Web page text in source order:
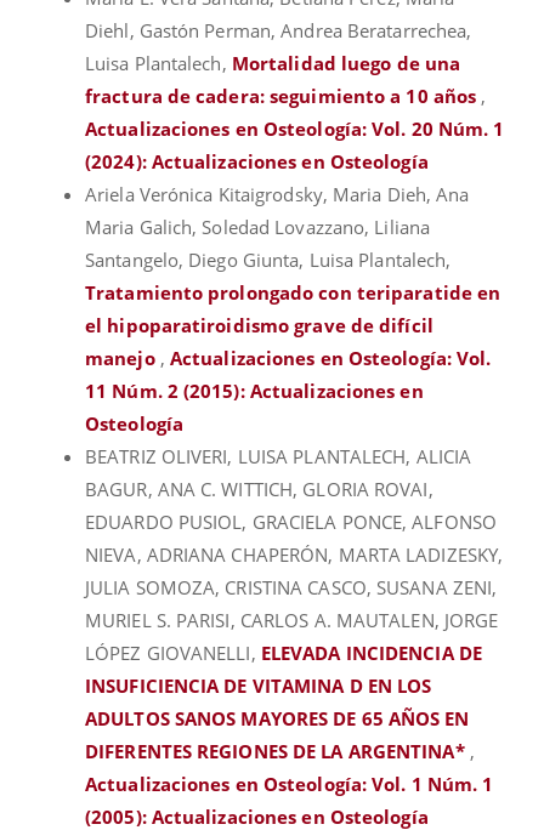
Diehl, Gastón Perman, Andrea Beratarrechea,
Luisa Plantalech, Mortalidad luego de una
fractura de cadera: seguimiento a 10 años ,
Actualizaciones en Osteología: Vol. 20 Núm. 1
(2024): Actualizaciones en Osteología
Ariela Verónica Kitaigrodsky, Maria Dieh, Ana
Maria Galich, Soledad Lovazzano, Liliana
Santangelo, Diego Giunta, Luisa Plantalech,
Tratamiento prolongado con teriparatide en
el hipoparatiroidismo grave de difícil
manejo , Actualizaciones en Osteología: Vol.
11 Núm. 2 (2015): Actualizaciones en
Osteología
BEATRIZ OLIVERI, LUISA PLANTALECH, ALICIA
BAGUR, ANA C. WITTICH, GLORIA ROVAI,
EDUARDO PUSIOL, GRACIELA PONCE, ALFONSO
NIEVA, ADRIANA CHAPERÓN, MARTA LADIZESKY,
JULIA SOMOZA, CRISTINA CASCO, SUSANA ZENI,
MURIEL S. PARISI, CARLOS A. MAUTALEN, JORGE
LÓPEZ GIOVANELLI, ELEVADA INCIDENCIA DE
INSUFICIENCIA DE VITAMINA D EN LOS
ADULTOS SANOS MAYORES DE 65 AÑOS EN
DIFERENTES REGIONES DE LA ARGENTINA* ,
Actualizaciones en Osteología: Vol. 1 Núm. 1
(2005): Actualizaciones en Osteología